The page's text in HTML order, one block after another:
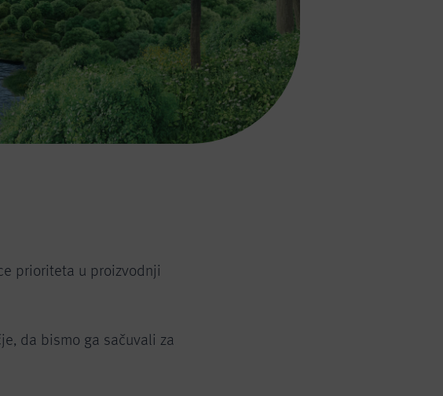
prioriteta u proizvodnji
da bismo ga sačuvali za